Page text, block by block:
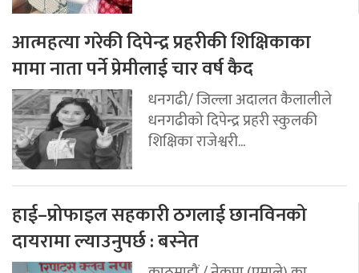
आत्महत्या गरेकी दिपेन्द्र प्रहरीकी शिक्षिकाका
मामा नाता पर्ने प्रेमीलाई चार वर्ष कैद
धनगढी/ जिल्ला अदालत कैलालीले
धनगढीको दिपेन्द्र प्रहरी स्कुलकी
शिक्षिका राजेश्वरी...
हाई–प्रोफाइल सहकारी ठगलाई छानविनको
दायरामा ल्याउनुपर्छ : बस्नेत